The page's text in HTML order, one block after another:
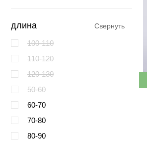
длина Свернуть
100-110
110-120
120-130
50-60
60-70
70-80
80-90